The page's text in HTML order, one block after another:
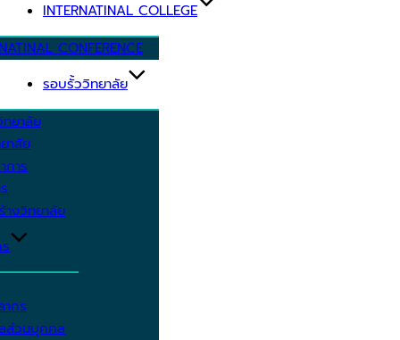
INTERNATINAL COLLEGE
CONFERENCE
รอบรั้ววิทยาลัย
ทยาลัย
าลัย
การ
างวิทยาลัย
กร
ส่วนบุคคล